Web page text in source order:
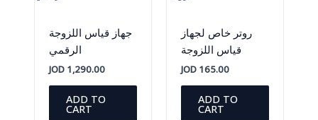
جهاز قياس اللزوجة
الرقمي
JOD1,290.00
ADD TO
CART
روتر خاص لجهاز
قياس اللزوجة
JOD 165.00
ADD TO
CART